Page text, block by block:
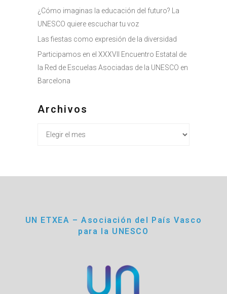
¿Cómo imaginas la educación del futuro? La
UNESCO quiere escuchar tu voz
Las fiestas como expresión de la diversidad
Participamos en el XXXVII Encuentro Estatal de
la Red de Escuelas Asociadas de la UNESCO en
Barcelona
Archivos
UN ETXEA – Asociación del País Vasco
para la UNESCO